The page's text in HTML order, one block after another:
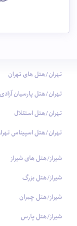
تهران/هتل های تهران
تهران/هتل پارسیان آزادی
تهران/هتل استقلال
تهران/هتل اسپیناس
شیراز/هتل های شیراز
شیراز/هتل بزرگ
شیراز/هتل چمران
شیراز/هتل پارس